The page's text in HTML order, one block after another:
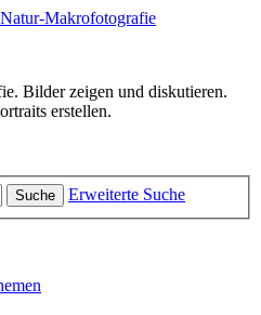
Bilder zeigen und diskutieren.
erstellen.
Suche Erweiterte Suche